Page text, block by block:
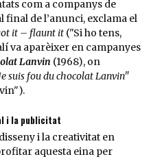
com a companys de
final de l’anunci, exclama el
it – flaunt it("Si ho tens,
va aparèixer en campanyes
Lanvin (1968), on
suis fou du chocolat Lanvin"
i la publicitat
i la creativitat en
aquesta eina per